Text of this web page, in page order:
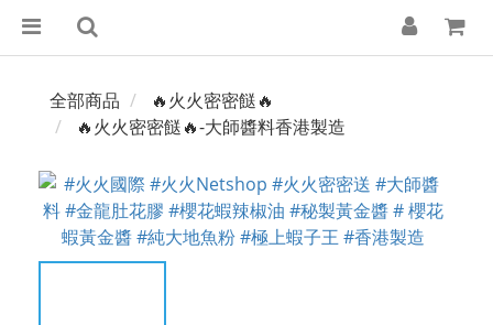
全部商品
🔥火火密密餸🔥
🔥火火密密餸🔥-大師醬料香港製造